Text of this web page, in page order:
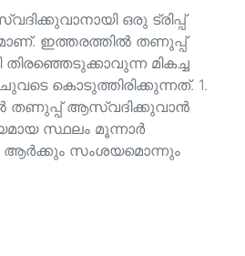
ഒരു ട്രിപ്പ്
ഇത്തരത്തിൽ തണുപ്പ്
മികച്ച
കൊടുത്തിരിക്കുന്നത്. 1.
തണുപ്പ് ആസ്വദിക്കുവാൻ
സ്ഥലം മൂന്നാർ
ആർക്കും സംശയമൊന്നും